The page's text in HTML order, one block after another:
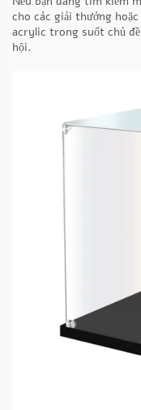
cho các giải thưởng
acrylic trong suốt chủ
hội.